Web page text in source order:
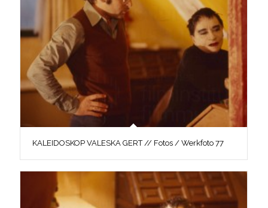
KALEIDOSKOP VALESKA GERT // Fotos / Werkfoto 77